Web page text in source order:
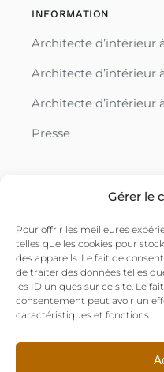
Gérer le
Pour offrir les meilleures
telles que les cookies pour
des appareils. Le fait de
de traiter des données telles
les ID uniques sur ce site. Le
consentement peut avoir un
caractéristiques et fonctions.
INFORMATION
Architecte d’intérieur
Architecte d’intérieur
Architecte d’intérieur
Presse
ACCÈS RAPIDES
Contact
Mentions légales
Politique de
Politique de cookies